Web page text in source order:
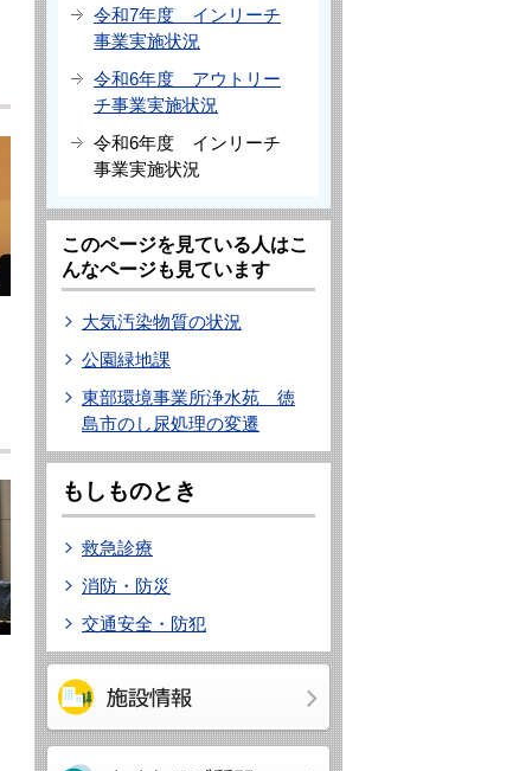
令和7年度 インリーチ
事業実施状況
令和6年度 アウトリー
チ事業実施状況
令和6年度 インリーチ
事業実施状況
このページを見ている人はこ
んなページも見ています
大気汚染物質の状況
公園緑地課
東部環境事業所浄水苑 徳
島市のし尿処理の変遷
もしものとき
救急診療
消防・防災
交通安全・防犯